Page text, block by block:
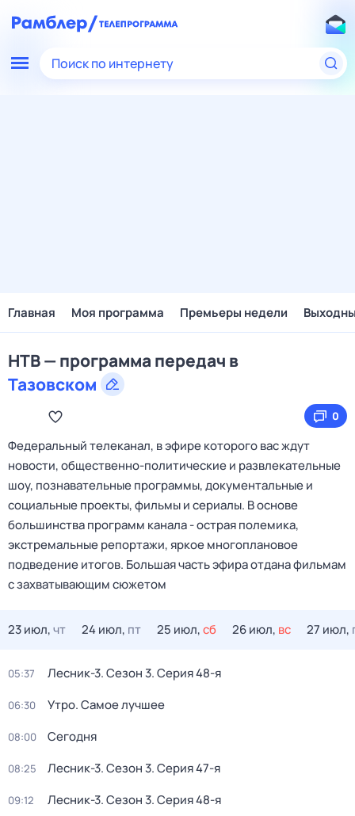
Поиск по интернету
Главная Моя программа Премьеры недели
НТВ — программа передач в
Тазовском
0
Федеральный телеканал, в эфире которого вас ждут
новости, общественно-политические и развлекательные
шоу, познавательные программы, документальные и
социальные проекты, фильмы и сериалы. В основе
большинства программ канала - острая полемика,
экстремальные репортажи, яркое многоплановое
подведение итогов. Большая часть эфира отдана фильмам
с захватывающим сюжетом
23 июл,чт 24 июл, пт 25 июл,сб 26 июл, вс 27 июл,
05:37 Лесник-3. Сезон 3. Серия 48-я
06:30 Утро. Самое лучшее
08:00 Сегодня
08:25 Лесник-3. Сезон 3. Серия 47-я
09:12 Лесник-3. Сезон 3. Серия 48-я